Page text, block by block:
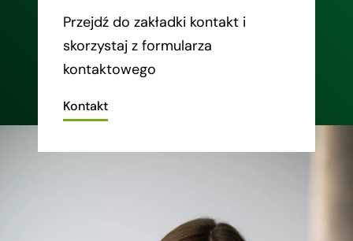
Przejdź do zakładki kontakt i
skorzystaj z formularza
kontaktowego
Kontakt